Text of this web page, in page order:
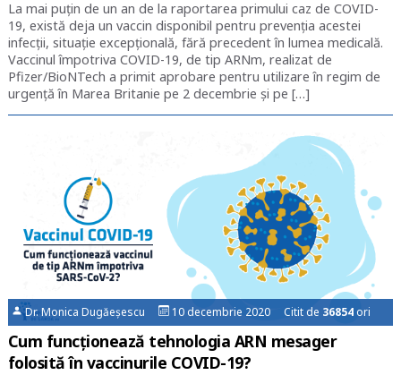
La mai puțin de un an de la raportarea primului caz de COVID-
19, există deja un vaccin disponibil pentru prevenția acestei
infecții, situație excepțională, fără precedent în lumea medicală.
Vaccinul împotriva COVID-19, de tip ARNm, realizat de
Pfizer/BioNTech a primit aprobare pentru utilizare în regim de
urgență în Marea Britanie pe 2 decembrie și pe […]
Dr. Monica Dugăeșescu 10 decembrie 2020 Citit de 36854 ori
Cum funcționează tehnologia ARN mesager
folosită în vaccinurile COVID-19?